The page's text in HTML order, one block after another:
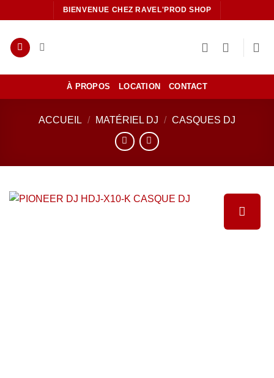
au
contenu
BIENVENUE CHEZ RAVEL'PROD SHOP
À PROPOS LOCATION CONTACT
ACCUEIL / MATÉRIEL DJ / CASQUES DJ